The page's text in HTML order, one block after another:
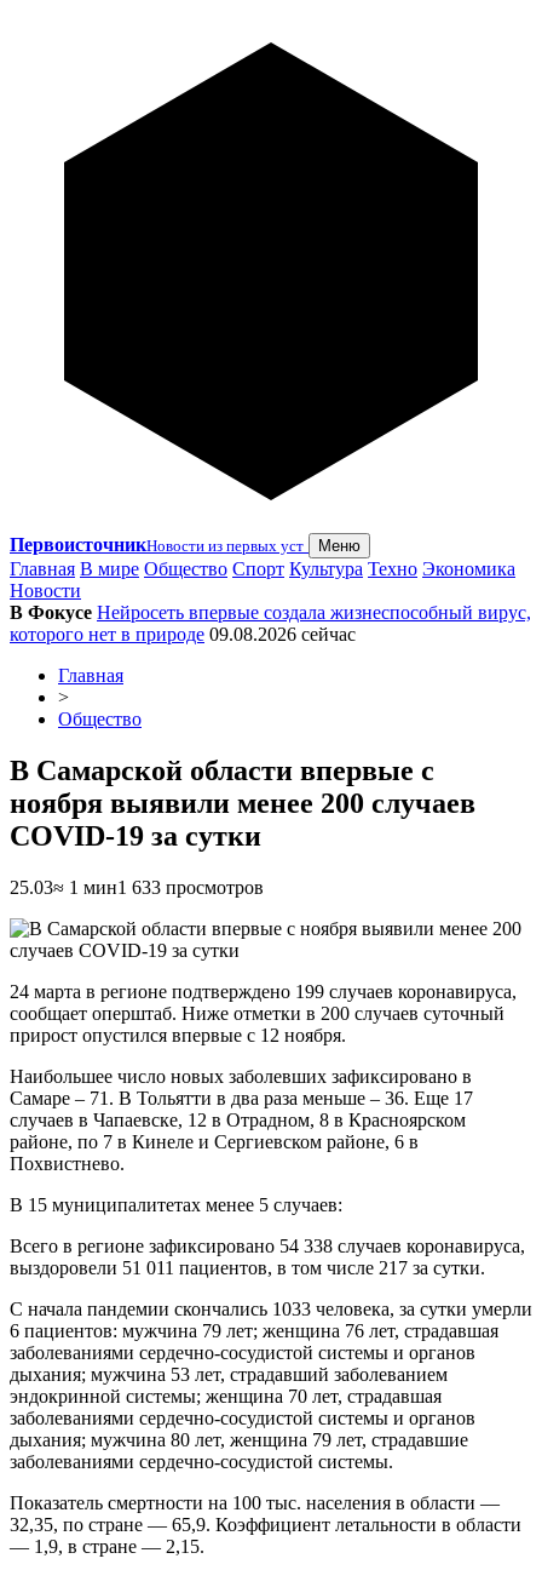
ПервоисточникНовости из первых уст Меню
Главная В мире Общество Спорт Культура Техно Экономика
Новости
В Фокусе Нейросеть впервые создала жизнеспособный вирус,
которого нет в природе 09.08.2026 сейчас
Главная
>
Общество
В Самарской области впервые с
ноября выявили менее 200 случаев
COVID-19 за сутки
25.03≈ 1 мин1 633 просмотров
24 марта в регионе подтверждено 199 случаев коронавируса,
сообщает оперштаб. Ниже отметки в 200 случаев суточный
прирост опустился впервые с 12 ноября.
Наибольшее число новых заболевших зафиксировано в
Самаре – 71. В Тольятти в два раза меньше – 36. Еще 17
случаев в Чапаевске, 12 в Отрадном, 8 в Красноярском
районе, по 7 в Кинеле и Сергиевском районе, 6 в
Похвистнево.
В 15 муниципалитетах менее 5 случаев:
Всего в регионе зафиксировано 54 338 случаев коронавируса,
выздоровели 51 011 пациентов, в том числе 217 за сутки.
С начала пандемии скончались 1033 человека, за сутки умерли
6 пациентов: мужчина 79 лет; женщина 76 лет, страдавшая
заболеваниями сердечно-сосудистой системы и органов
дыхания; мужчина 53 лет, страдавший заболеванием
эндокринной системы; женщина 70 лет, страдавшая
заболеваниями сердечно-сосудистой системы и органов
дыхания; мужчина 80 лет, женщина 79 лет, страдавшие
заболеваниями сердечно-сосудистой системы.
Показатель смертности на 100 тыс. населения в области —
32,35, по стране — 65,9. Коэффициент летальности в области
— 1,9, в стране — 2,15.